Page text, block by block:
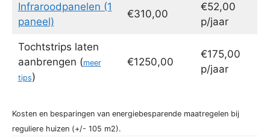
Infraroodpanelen (1
paneel)
€310,00
€52,00
p/jaar
Tochtstrips laten
aanbrengen (meer
tips)
€1250,00
€175,00
p/jaar
Kosten en besparingen van energiebesparende maatregelen bij
reguliere huizen (+/- 105 m2).